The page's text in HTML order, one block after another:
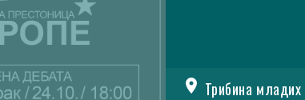
location_on Трибина младих